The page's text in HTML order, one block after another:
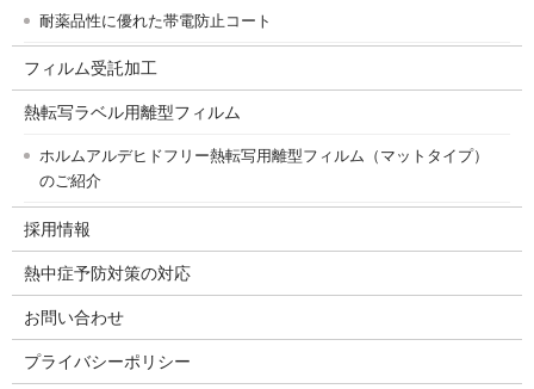
耐薬品性に優れた帯電防止コート
フィルム受託加工
熱転写ラベル用離型フィルム
ホルムアルデヒドフリー熱転写用離型フィルム（マットタイプ）
のご紹介
採用情報
熱中症予防対策の対応
お問い合わせ
プライバシーポリシー